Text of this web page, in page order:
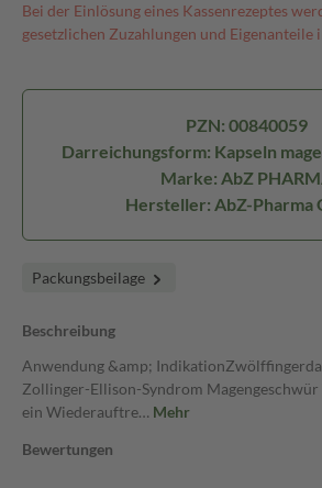
Bei der Einlösung eines Kassenrezeptes
gesetzlichen Zuzahlungen und Eigenanteile
PZN: 00840059
Darreichungsform: Kapseln
Marke: AbZ
Hersteller: AbZ-Pharma
Packungsbeilage
Beschreibung
Anwendung &amp;
Zollinger-Ellison-Syndrom Magengeschwür
ein Wiederauftre… Mehr
Bewertungen